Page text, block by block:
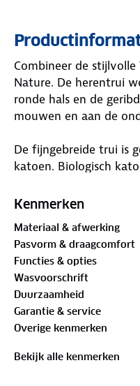
Combineer de
Nature. De herentrui
ronde hals en de
mouwen en aan de
De fijngebreide trui is
katoen. Biologisch
Een goede basic om
donkergroen,
Materiaal
100%biologisch katoen
Is je kleding aan
onze winkels. Wij
aan.
Kenmerken
Materiaal & afwerking
Pasvorm & draagcomfort
Functies & opties
Wasvoorschrift
Duurzaamheid
Garantie & service
Overige kenmerken
Bekijk alle kenmerken